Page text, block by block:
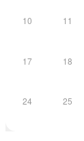
10 11
17 18
24 25